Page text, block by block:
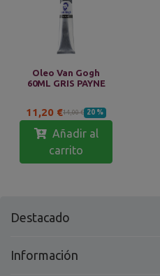
Oleo Van Gogh
60ML GRIS PAYNE
11,20 €14,00 € 20 %
Añadir al
carrito
Destacado
Información